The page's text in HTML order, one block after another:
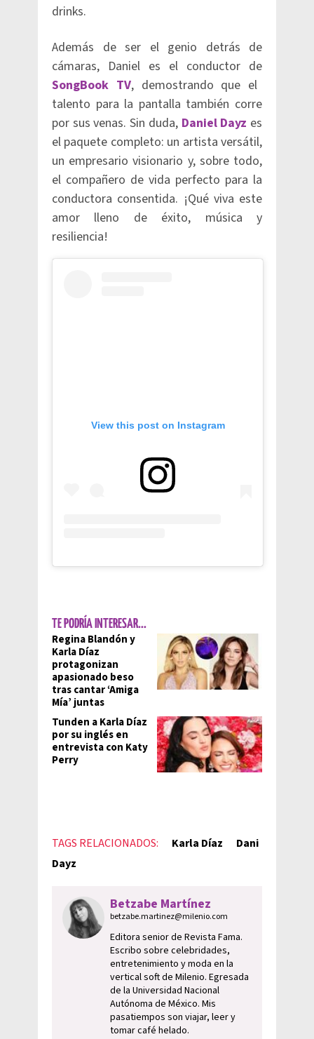
drinks.
Además de ser el genio detrás de
cámaras, Daniel es el conductor de
SongBook TV, demostrando que el
talento para la pantalla también corre
por sus venas. Sin duda, Daniel Dayz es
el paquete completo: un artista versátil,
un empresario visionario y, sobre todo,
el compañero de vida perfecto para la
conductora consentida. ¡Qué viva este
amor lleno de éxito, música y
resiliencia!
View this post on Instagram
TE PODRÍA INTERESAR...
Regina Blandón y
Karla Díaz
protagonizan
apasionado beso
tras cantar ‘Amiga
Mía’ juntas
Tunden a Karla Díaz
por su inglés en
entrevista con Katy
Perry
TAGS RELACIONADOS: Karla Díaz
Dani
Dayz
Betzabe Martínez
betzabe.martinez@milenio.com
Editora senior de Revista Fama.
Escribo sobre celebridades,
entretenimiento y moda en la
vertical soft de Milenio. Egresada
de la Universidad Nacional
Autónoma de México. Mis
pasatiempos son viajar, leer y
tomar café helado.